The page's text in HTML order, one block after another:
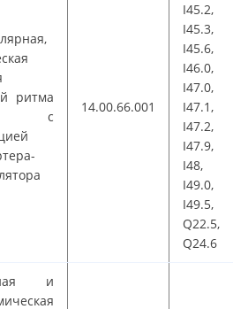
ритма
с
14.00.66.001
I45.2,
I45.3,
I45.6,
I46.0,
I47.0,
I47.1,
I47.2,
I47.9,
I48,
I49.0,
I49.5,
Q22.5,
Q24.6
и